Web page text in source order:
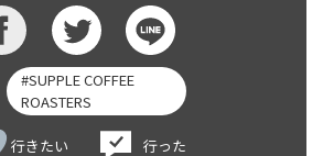
#SUPPLE COFFEE
ROASTERS
行きたい 行った